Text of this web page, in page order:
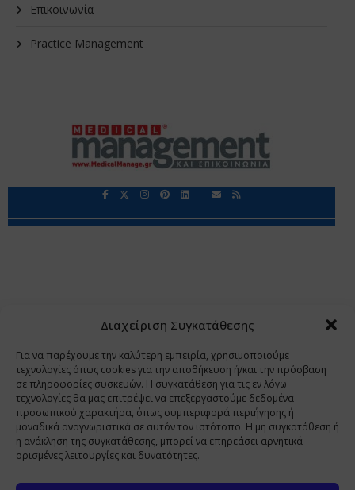
Διαχείριση Συγκατάθεσης
Για να παρέχουμε την καλύτερη εμπειρία, χρησιμοποιούμε
τεχνολογίες όπως cookies για την αποθήκευση ή/και την πρόσβαση
σε πληροφορίες συσκευών. Η συγκατάθεση για τις εν λόγω
τεχνολογίες θα μας επιτρέψει να επεξεργαστούμε δεδομένα
προσωπικού χαρακτήρα, όπως συμπεριφορά περιήγησης ή
μοναδικά αναγνωριστικά σε αυτόν τον ιστότοπο. Η μη συγκατάθεση ή
η ανάκληση της συγκατάθεσης, μπορεί να επηρεάσει αρνητικά
ορισμένες λειτουργίες και δυνατότητες.
Επικοινωνία
Practice Management
Copyright 2009 - 2026 © Χαραμή Α.Ε.
www.PharmaManage.gr • www.HealthExpo.gr • www.YO.gr
•
www.GreekShares.com • www.eLearning-
PharmaManage.gr • www.Charami-SA.gr